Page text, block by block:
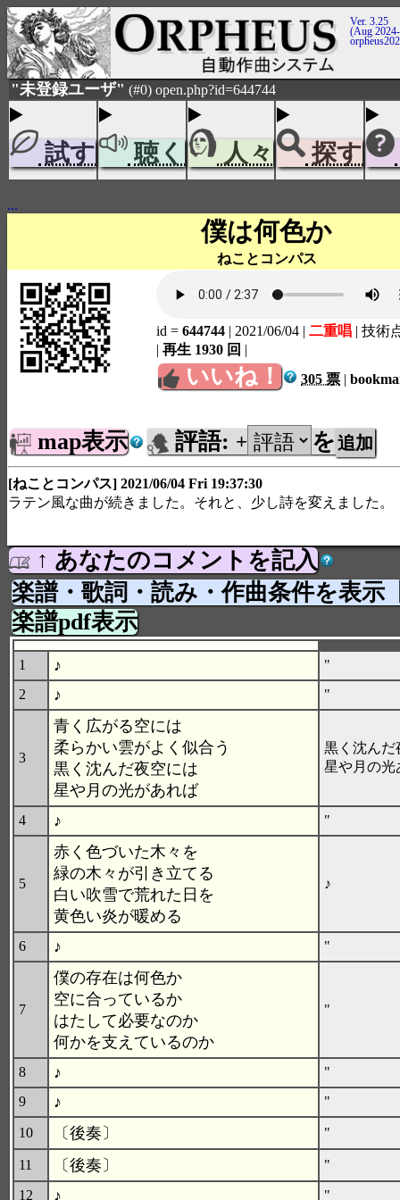
Ver. 3.25
(Aug
"未登録ユーザ" (#0) open.php?id=644744
試す 聴く 人々 探す
...
僕は何色か
ねことコンパス
id = 644744 | 2021/06/04 | 二重唱 | 技術
| 再生 1930 回 |
いいね！ 305 票 |
map表示 評語: + を
[ねことコンパス] 2021/06/04 Fri 19:37:30
ラテン風な曲が続きました。それと、少し詩を変えました。
↑ あなたのコメントを記入
楽譜・歌詞・読み・作曲条件を表示
楽譜pdf表示
1 ♪
"
2
♪ "
3
青く広がる空には
柔らかい雲がよく似合う
黒く沈んだ夜空には
星や月の光があれば
黒く沈んだ
星や月の光
4 ♪ "
5
赤く色づいた木々を
緑の木々が引き立てる
白い吹雪で荒れた日を
黄色い炎が暖める
♪
6 ♪ "
7
僕の存在は何色か
空に合っているか
はたして必要なのか
何かを支えているのか
"
8 ♪
"
9
♪ "
10 〔後奏〕 "
11 〔後奏〕
"
12
♪
"